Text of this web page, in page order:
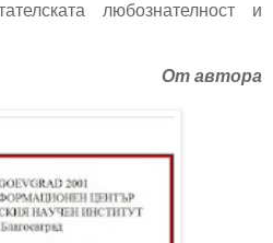
любознателност и
От автора